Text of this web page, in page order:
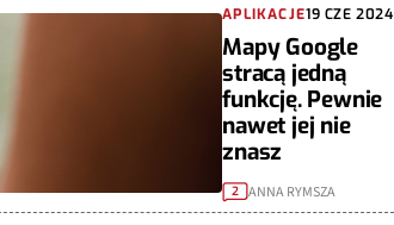
APLIKACJE19 CZE 2024
Mapy Google
stracą jedną
funkcję. Pewnie
nawet jej nie
znasz
2 ANNA RYMSZA